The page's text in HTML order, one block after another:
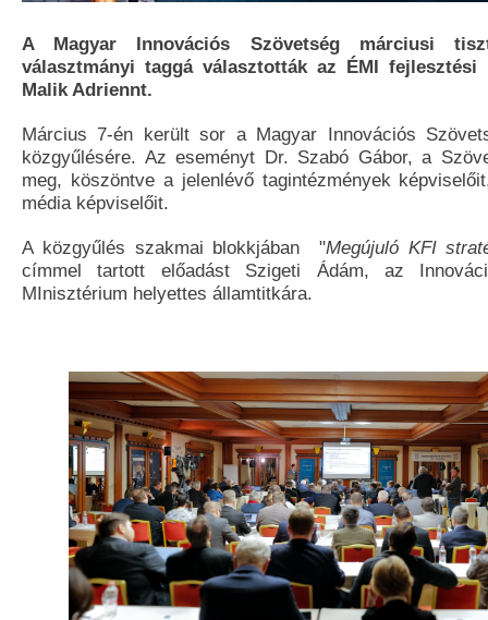
A Magyar Innovációs Szövetség márciusi
választmányi taggá választották az ÉMI fejlesztési
Malik Adriennt.
Március 7-én került sor a Magyar Innovációs
közgyűlésére. Az eseményt Dr. Szabó Gábor, a
meg, köszöntve a jelenlévő tagintézmények
média képviselőit.
A közgyűlés szakmai blokkjában "Megújuló KFI
címmel tartott előadást Szigeti Ádám, az
MInisztérium helyettes államtitkára.